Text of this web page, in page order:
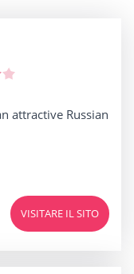
attractive Russian
VISITARE IL SITO